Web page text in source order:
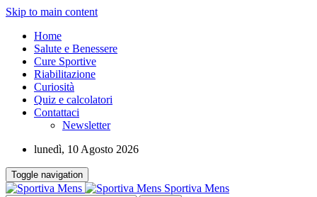
Skip to main content
Home
Salute e Benessere
Cure Sportive
Riabilitazione
Curiosità
Quiz e calcolatori
Contattaci
Newsletter
lunedì, 10 Agosto 2026
Toggle navigation
Sportiva Mens